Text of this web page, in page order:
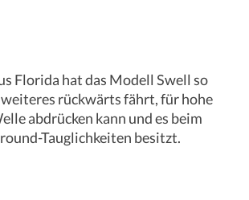
Florida hat das Modell Swell so
rückwärts fährt, für hohe
abdrücken kann und es beim
Tauglichkeiten besitzt.
ist